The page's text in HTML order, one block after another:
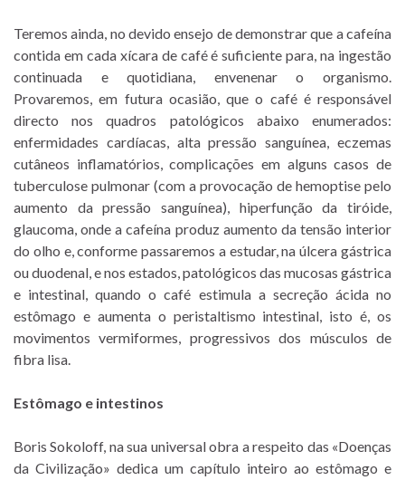
Teremos ainda, no devido ensejo de demonstrar que a cafeína
contida em cada xícara de café é suficiente para, na ingestão
continuada e quotidiana, envenenar o organismo.
Provaremos, em futura ocasião, que o café é responsável
directo nos quadros patológicos abaixo enumerados:
enfermidades cardíacas, alta pressão sanguínea, eczemas
cutâneos inflamatórios, complicações em alguns casos de
tuberculose pulmonar (com a provocação de hemoptise pelo
aumento da pressão sanguínea), hiperfunção da tiróide,
glaucoma, onde a cafeína produz aumento da tensão interior
do olho e, conforme passaremos a estudar, na úlcera gástrica
ou duodenal, e nos estados, patológicos das mucosas gástrica
e intestinal, quando o café estimula a secreção ácida no
estômago e aumenta o peristaltismo intestinal, isto é, os
movimentos vermiformes, progressivos dos músculos de
fibra lisa.
Estômago e intestinos
Boris Sokoloff, na sua universal obra a respeito das «Doenças
da Civilização» dedica um capítulo inteiro ao estômago e